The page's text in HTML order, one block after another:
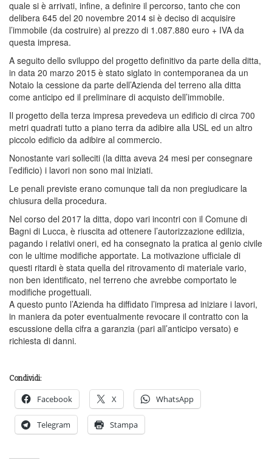
quale si è arrivati, infine, a definire il percorso, tanto che con
delibera 645 del 20 novembre 2014 si è deciso di acquisire
l’immobile (da costruire) al prezzo di 1.087.880 euro + IVA da
questa impresa.
A seguito dello sviluppo del progetto definitivo da parte della ditta,
in data 20 marzo 2015 è stato siglato in contemporanea da un
Notaio la cessione da parte dell’Azienda del terreno alla ditta
come anticipo ed il preliminare di acquisto dell’immobile.
Il progetto della terza impresa prevedeva un edificio di circa 700
metri quadrati tutto a piano terra da adibire alla USL ed un altro
piccolo edificio da adibire al commercio.
Nonostante vari solleciti (la ditta aveva 24 mesi per consegnare
l’edificio) i lavori non sono mai iniziati.
Le penali previste erano comunque tali da non pregiudicare la
chiusura della procedura.
Nel corso del 2017 la ditta, dopo vari incontri con il Comune di
Bagni di Lucca, è riuscita ad ottenere l’autorizzazione edilizia,
pagando i relativi oneri, ed ha consegnato la pratica al genio civile
con le ultime modifiche apportate. La motivazione ufficiale di
questi ritardi è stata quella del ritrovamento di materiale vario,
non ben identificato, nel terreno che avrebbe comportato le
modifiche progettuali.
A questo punto l’Azienda ha diffidato l’impresa ad iniziare i lavori,
in maniera da poter eventualmente revocare il contratto con la
escussione della cifra a garanzia (pari all’anticipo versato) e
richiesta di danni.
Condividi:
Facebook X WhatsApp
Telegram Stampa